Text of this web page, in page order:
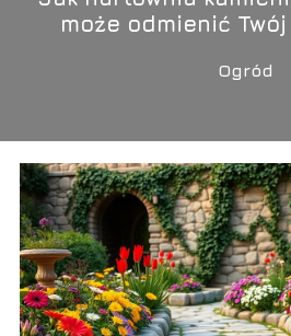
może odmienić
Ogród